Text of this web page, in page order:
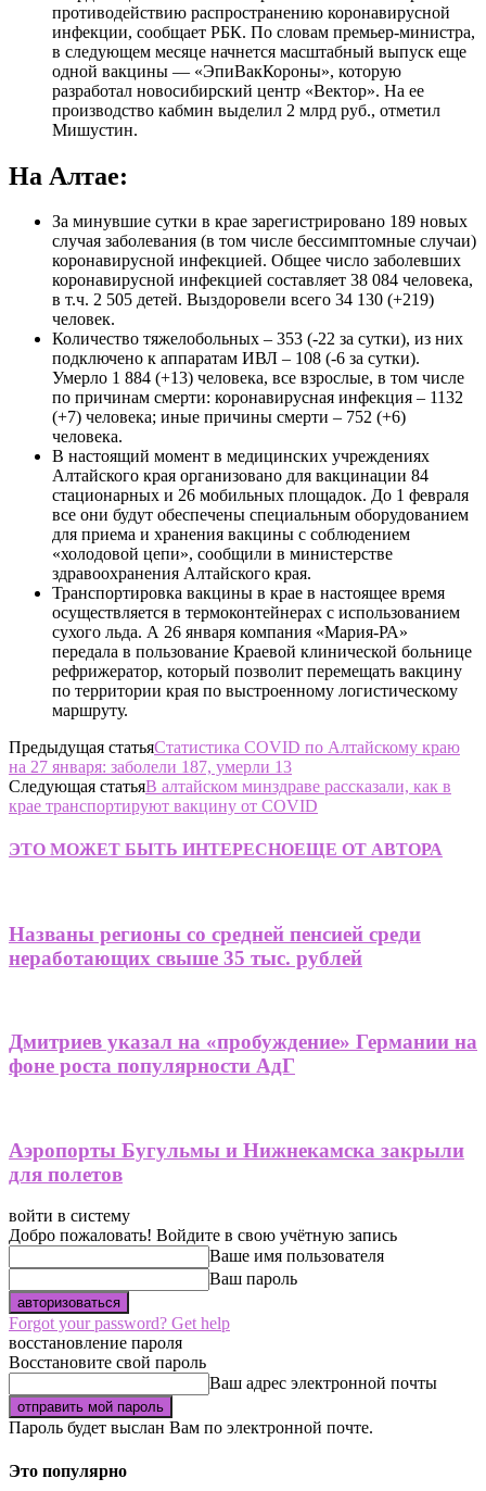
противодействию распространению коронавирусной
инфекции, сообщает РБК. По словам премьер-министра,
в следующем месяце начнется масштабный выпуск еще
одной вакцины — «ЭпиВакКороны», которую
разработал новосибирский центр «Вектор». На ее
производство кабмин выделил 2 млрд руб., отметил
Мишустин.
На Алтае:
За минувшие сутки в крае зарегистрировано 189 новых
случая заболевания (в том числе бессимптомные случаи)
коронавирусной инфекцией. Общее число заболевших
коронавирусной инфекцией составляет 38 084 человека,
в т.ч. 2 505 детей. Выздоровели всего 34 130 (+219)
человек.
Количество тяжелобольных – 353 (-22 за сутки), из них
подключено к аппаратам ИВЛ – 108 (-6 за сутки).
Умерло 1 884 (+13) человека, все взрослые, в том числе
по причинам смерти: коронавирусная инфекция – 1132
(+7) человека; иные причины смерти – 752 (+6)
человека.
В настоящий момент в медицинских учреждениях
Алтайского края организовано для вакцинации 84
стационарных и 26 мобильных площадок. До 1 февраля
все они будут обеспечены специальным оборудованием
для приема и хранения вакцины с соблюдением
«холодовой цепи», сообщили в министерстве
здравоохранения Алтайского края.
Транспортировка вакцины в крае в настоящее время
осуществляется в термоконтейнерах с использованием
сухого льда. А 26 января компания «Мария-РА»
передала в пользование Краевой клинической больнице
рефрижератор, который позволит перемещать вакцину
по территории края по выстроенному логистическому
маршруту.
Предыдущая статьяСтатистика COVID по Алтайскому краю
на 27 января: заболели 187, умерли 13
Следующая статьяВ алтайском минздраве рассказали, как в
крае транспортируют вакцину от COVID
ЭТО МОЖЕТ БЫТЬ ИНТЕРЕСНОЕЩЕ ОТ АВТОРА
Названы регионы со средней пенсией среди
неработающих свыше 35 тыс. рублей
Дмитриев указал на «пробуждение» Германии на
фоне роста популярности АдГ
Аэропорты Бугульмы и Нижнекамска закрыли
для полетов
войти в систему
Добро пожаловать! Войдите в свою учётную запись
Ваше имя пользователя
Ваш пароль
Forgot your password? Get help
восстановление пароля
Восстановите свой пароль
Ваш адрес электронной почты
Пароль будет выслан Вам по электронной почте.
Это популярно